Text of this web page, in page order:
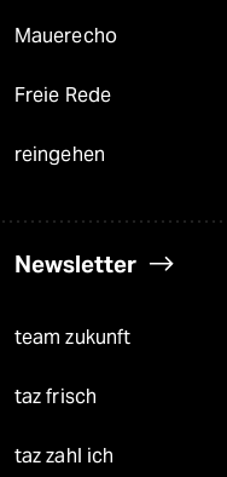
Mauerecho
Freie Rede
reingehen
Newsletter
team zukunft
taz frisch
taz zahl ich